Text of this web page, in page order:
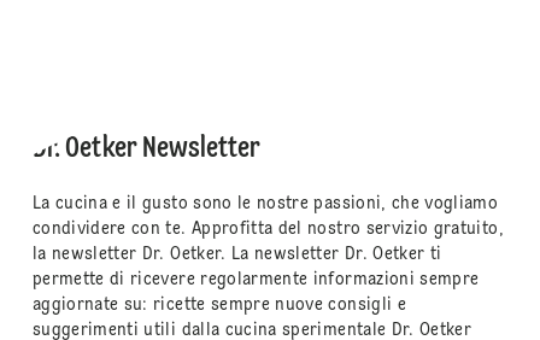
Dr. Oetker Newsletter
La cucina e il gusto sono le nostre passioni, che vogliamo
condividere con te. Approfitta del nostro servizio gratuito,
la newsletter Dr. Oetker. La newsletter Dr. Oetker ti
permette di ricevere regolarmente informazioni sempre
aggiornate su: ricette sempre nuove consigli e
suggerimenti utili dalla cucina sperimentale Dr. Oetker